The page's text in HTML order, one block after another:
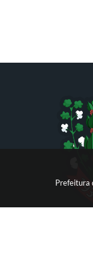
Prefeitura